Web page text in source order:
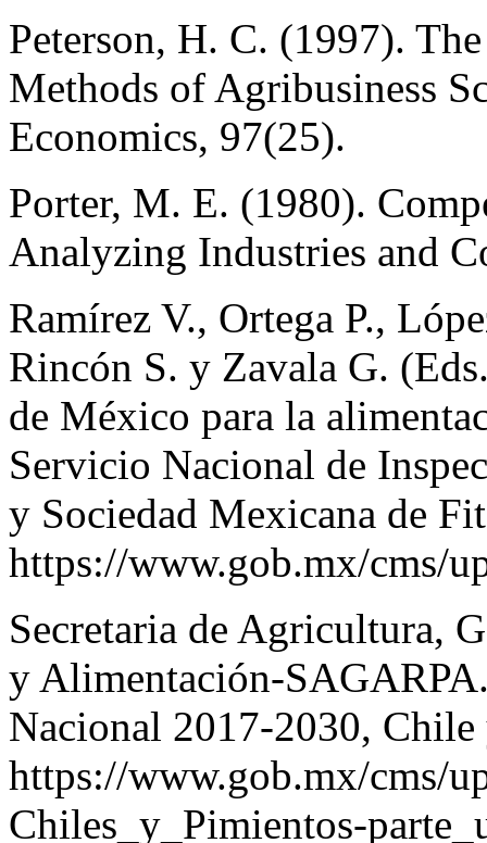
Peterson, H. C. (1997).
Methods of Agribusiness
Economics, 97(25).
Porter, M. E. (1980).
Analyzing Industries and
Ramírez V., Ortega P.,
Rincón S. y Zavala G.
de México para la
Servicio Nacional de
y Sociedad Mexicana de
https://www.gob.mx/cms/
Secretaria de Agricultura,
y Alimentación-
Nacional 2017-2030,
https://www.gob.mx/cms/
Chiles_y_Pimientos-